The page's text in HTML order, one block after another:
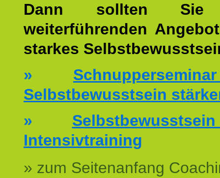
Dann sollten Sie
weiterführenden
starkes
»
Selbstbewusstsein
»
Intensivtraining
» zum Seitenanfang